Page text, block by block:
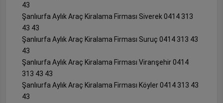
43
Şanlıurfa Aylık Araç Kiralama Firması Siverek 0414 313
43 43
Şanlıurfa Aylık Araç Kiralama Firması Suruç 0414 313 43
43
Şanlıurfa Aylık Araç Kiralama Firması Viranşehir 0414
313 43 43
Şanlıurfa Aylık Araç Kiralama Firması Köyler 0414 313 43
43